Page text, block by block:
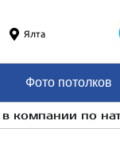
Ялта
Фото потолков
в компании по